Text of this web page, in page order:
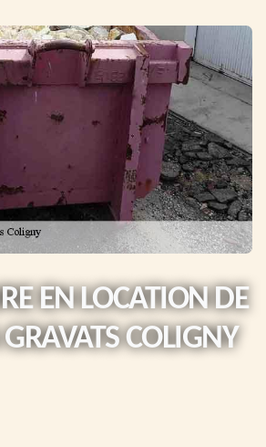
EN LOCATION DE
COLIGNY